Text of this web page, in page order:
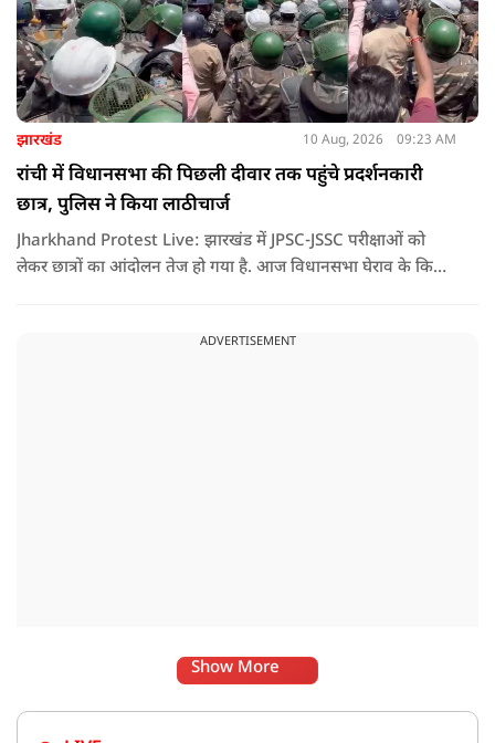
झारखंड 10 Aug, 2026 09:23 AM
रांची में विधानसभा की पिछली दीवार तक पहुंचे प्रदर्शनकारी
छात्र, पुलिस ने किया लाठीचार्ज
Jharkhand Protest Live: झारखंड में JPSC-JSSC परीक्षाओं को
लेकर छात्रों का आंदोलन तेज हो गया है. आज विधानसभा घेराव के किया
ADVERTISEMENT
Show More